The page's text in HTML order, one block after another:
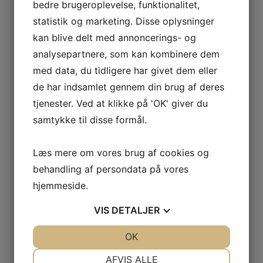
Der ermulighed for at få lavet en kropsanalyse
indblik i din kropssammensætning og din sundhed.
Træningstid:
Onsdage, 19.00-20.00, i marskhallen.
Periode: 8. okt. - 11. marts.
Ingen træning i uge 42, 52, 1 og 7.
TILMELDING FRA GANG TIL GANG:
Hvis holdet ikke er fuldt booket, er der åbne pladser fra
Instruktør: Jane Boes
bedre brugeroplevelse, funktionalitet,
statistik og marketing. Disse oplysninger
kan blive delt med annoncerings- og
analysepartnere, som kan kombinere dem
med data, du tidligere har givet dem eller
de har indsamlet gennem din brug af deres
tjenester. Ved at klikke på 'OK' giver du
samtykke til disse formål.
Læs mere om vores brug af cookies og
behandling af persondata på vores
hjemmeside.
VIS DETALJER
AFVIS ALLE
OK